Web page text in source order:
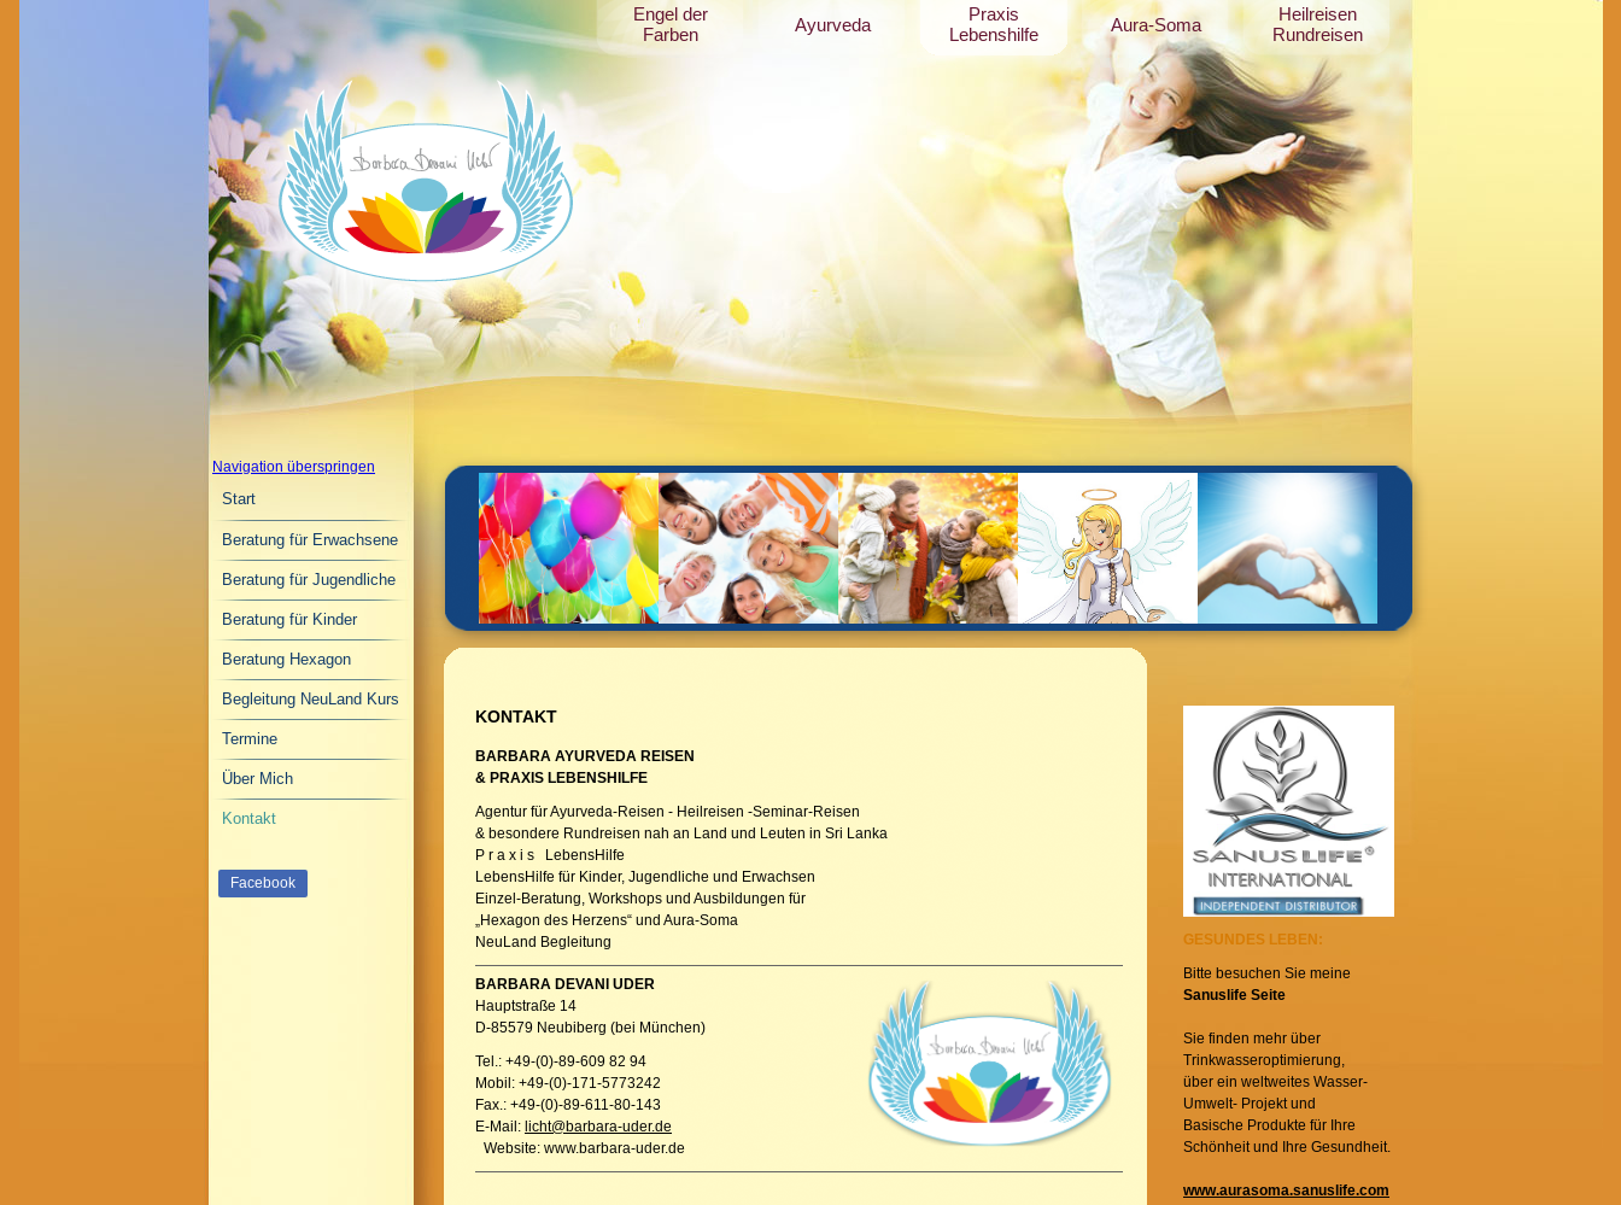
Engel der
Farben
Ayurveda
Praxis
Lebenshilfe
Aura-Soma
Heilreisen
Rundreisen
Navigation überspringen
Start
Beratung für Erwachsene
Beratung für Jugendliche
Beratung für Kinder
Beratung Hexagon
Begleitung NeuLand Kurs
Termine
Über Mich
Kontakt
Facebook
KONTAKT
BARBARA AYURVEDA REISEN
& PRAXIS LEBENSHILFE
Agentur für Ayurveda-Reisen - Heilreisen -Seminar-Reisen
& besondere Rundreisen nah an Land und Leuten in Sri Lanka
P r a x i s LebensHilfe
LebensHilfe für Kinder, Jugendliche und Erwachsen
Einzel-Beratung, Workshops und Ausbildungen für
„Hexagon des Herzens“ und Aura-Soma
NeuLand Begleitung
BARBARA DEVANI UDER
Hauptstraße 14
D-85579 Neubiberg (bei München)
Tel.: +49-(0)-89-609 82 94
Mobil: +49-(0)-171-5773242
Fax.: +49-(0)-89-611-80-143
E-Mail: licht@barbara-uder.de
Website: www.barbara-uder.de
GESUNDES LEBEN:
Bitte besuchen Sie meine
Sanuslife Seite
Sie finden mehr über
Trinkwasseroptimierung,
über ein weltweites Wasser-
Umwelt- Projekt und
Basische Produkte für Ihre
Schönheit und Ihre Gesundheit.
www.aurasoma.sanuslife.com